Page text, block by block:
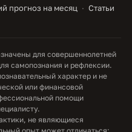
прогноз на месяц
Статьи
для совершеннолетней
самопознания и рефлексии.
характер и не
или финансовой
помощи
не являющиеся